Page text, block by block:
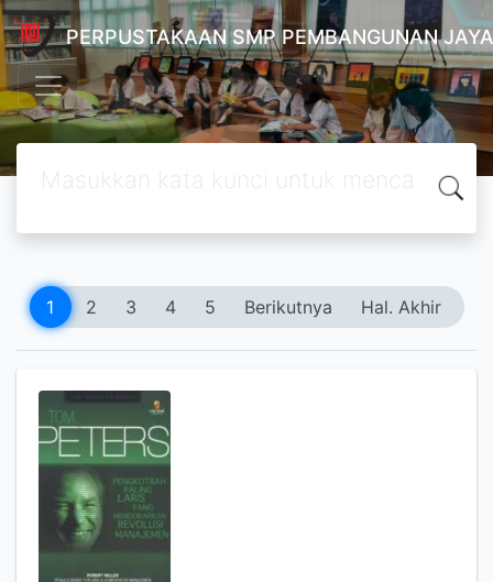
PERPUSTAKAAN SMP PEMBANGUNAN
1 2 3 4 5 Berikutnya Hal. Akhir